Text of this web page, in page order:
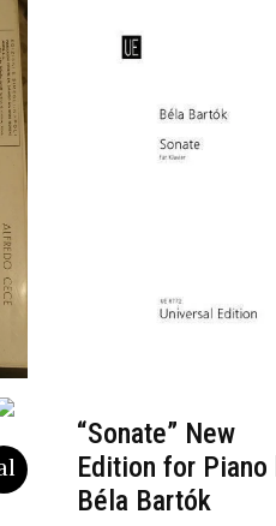
“Sonate” New
Edition for Piano
Béla Bartók